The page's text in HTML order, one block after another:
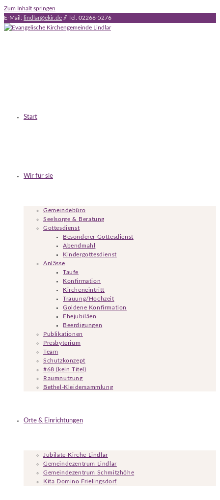
Zum Inhalt springen
E-Mail: lindlar@ekir.de // Tel. 02266-5276
Start
Wir für sie
Gemeindebüro
Seelsorge & Beratung
Gottesdienst
Besonderer Gottesdienst
Abendmahl
Kindergottesdienst
Anlässe
Taufe
Konfirmation
Kircheneintritt
Trauung/Hochzeit
Goldene Konfirmation
Ehejubiläen
Beerdigungen
Publikationen
Presbyterium
Team
Schutzkonzept
#68 (kein Titel)
Raumnutzung
Bethel-Kleidersammlung
Orte & Einrichtungen
Jubilate-Kirche Lindlar
Gemeindezentrum Lindlar
Gemeindezentrum Schmitzhöhe
Kita Domino Frielingsdorf